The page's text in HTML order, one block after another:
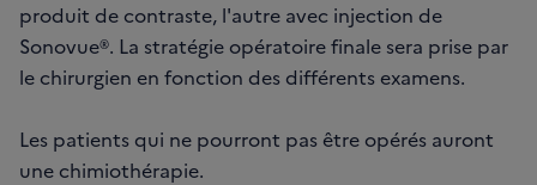
produit de contraste, l'autre avec injection de
Sonovue®. La stratégie opératoire finale sera prise par
le chirurgien en fonction des différents examens.
Les patients qui ne pourront pas être opérés auront
une chimiothérapie.